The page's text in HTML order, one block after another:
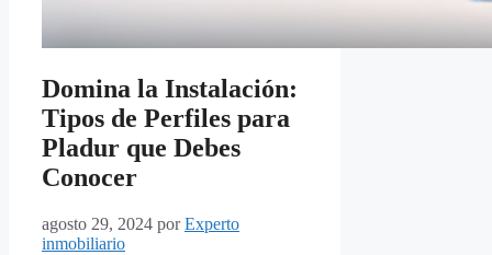
Domina la Instalación:
Tipos de Perfiles para
Pladur que Debes
Conocer
agosto 29, 2024 porExperto
inmobiliario